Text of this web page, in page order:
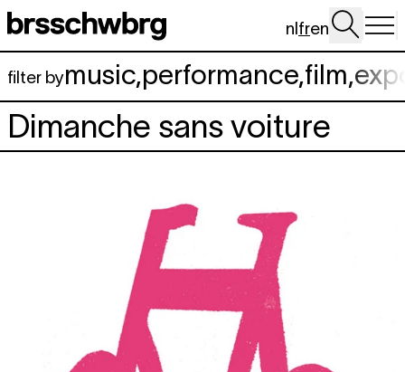
Aller au contenu principal
nlfren
filter bymusic,performance,film,
Dimanche sans voiture